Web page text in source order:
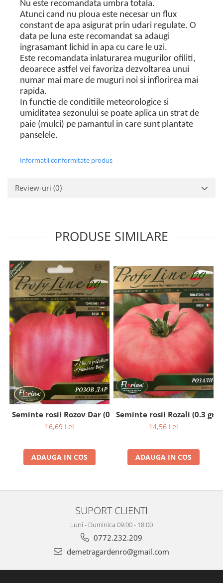
Nu este recomandata umbra totala.
Atunci cand nu ploua este necesar un flux
constant de apa asigurat prin udari regulate. O
data pe luna este recomandat sa adaugi
ingrasamant lichid in apa cu care le uzi.
Este recomandata inlaturarea mugurilor ofiliti,
deoarece astfel vei favoriza dezvoltarea unui
numar mai mare de muguri noi si inflorirea mai
rapida.
In functie de conditiile meteorologice si
umiditatea sezonului se poate aplica un strat de
paie (mulci) pe pamantul in care sunt plantate
panselele.
Informatii conformitate produs
Review-uri (0)
PRODUSE SIMILARE
Seminte rosii Rozov Dar (0.2 gr)
16,69 Lei
ADAUGA IN COS
Seminte rosii Rozali (0.3 gr)
14,56 Lei
ADAUGA IN COS
SUPORT CLIENTI
Luni - Duminica 09:00 - 18:00
0772.232.209
demetragardenro@gmail.com